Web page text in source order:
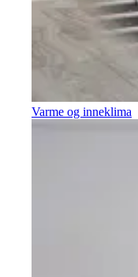
Varme og inneklima